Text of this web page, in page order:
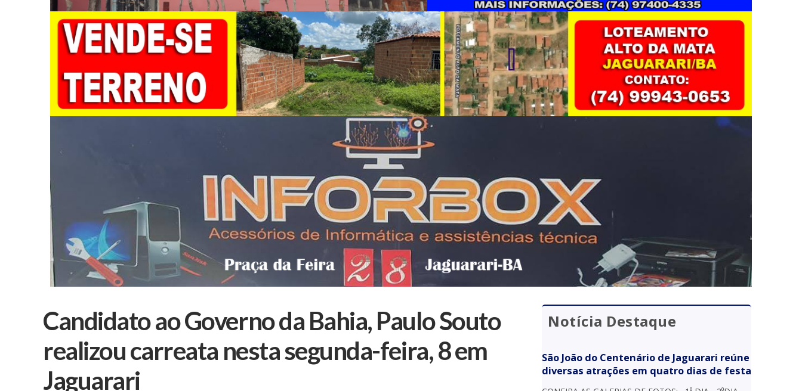
Candidato ao Governo da Bahia, Paulo Souto
realizou carreata nesta segunda-feira, 8 em
Jaguarari
Notícia Destaque
São João do Centenário de Jaguarari reúne
diversas atrações em quatro dias de festa